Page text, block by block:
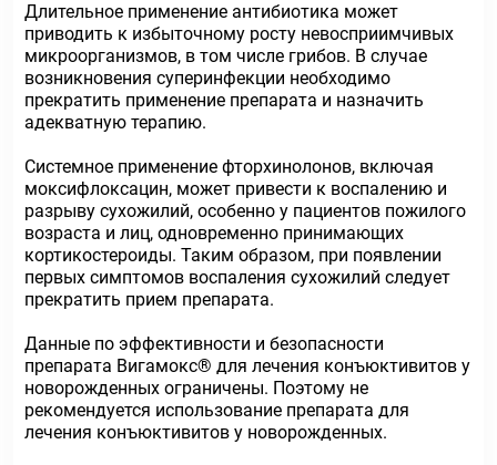
Длительное применение антибиотика может
приводить к избыточному росту невосприимчивых
микроорганизмов, в том числе грибов. В случае
возникновения суперинфекции необходимо
прекратить применение препарата и назначить
адекватную терапию.
Системное применение фторхинолонов, включая
моксифлоксацин, может привести к воспалению и
разрыву сухожилий, особенно у пациентов пожилого
возраста и лиц, одновременно принимающих
кортикостероиды. Таким образом, при появлении
первых симптомов воспаления сухожилий следует
прекратить прием препарата.
Данные по эффективности и безопасности
препарата Вигамокс® для лечения конъюктивитов у
новорожденных ограничены. Поэтому не
рекомендуется использование препарата для
лечения конъюктивитов у новорожденных.